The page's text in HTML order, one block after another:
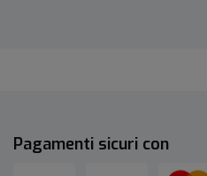
Pagamenti sicuri con